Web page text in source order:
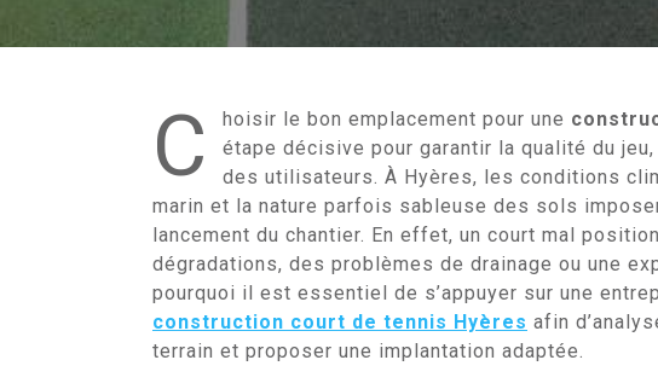
C hoisir le bon emplacement pour une
étape décisive pour garantir la qualité du
des utilisateurs. À Hyères, les conditions
marin et la nature parfois sableuse des sols
lancement du chantier. En effet, un court mal
dégradations, des problèmes de drainage ou une
pourquoi il est essentiel de s’appuyer sur une
construction court de tennis Hyères afin
terrain et proposer une implantation adaptée.